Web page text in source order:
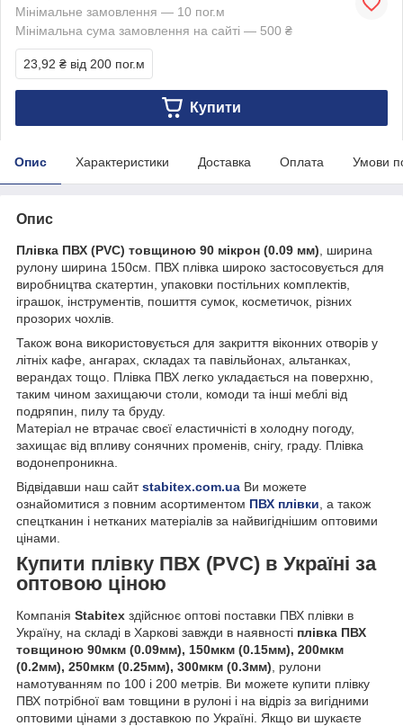
Мінімальне замовлення — 10 пог.м
Мінімальна сума замовлення на сайті — 500 ₴
23,92 ₴ від 200 пог.м
Купити
Опис Характеристики Доставка Оплата Умови
Опис
Плівка ПВХ (PVC) товщиною 90 мікрон (0.09 мм) , ширина
рулону ширина 150см. ПВХ плівка широко застосовується для
виробництва скатертин, упаковки постільних комплектів,
іграшок, інструментів, пошиття сумок, косметичок, різних
прозорих чохлів.
Також вона використовується для закриття віконних отворів у
літніх кафе, ангарах, складах та павільйонах, альтанках,
верандах тощо. Плівка ПВХ легко укладається на поверхню,
таким чином захищаючи столи, комоди та інші меблі від
подряпин, пилу та бруду.
Матеріал не втрачає своєї еластичністі в холодну погоду,
захищає від впливу сонячних променів, снігу, граду. Плівка
водонепроникна.
Відвідавши наш сайтstabitex.com.ua Ви можете
ознайомитися з повним асортиментом ПВХ плівки , а також
спецтканин і нетканих матеріалів за найвигіднішим оптовими
цінами.
Купити плівку ПВХ (PVC) в Україні за
оптовою ціною
Компанія Stabitex здійснює оптові поставки ПВХ плівки в
Україну, на складі в Харкові завжди в наявності плівка ПВХ
товщиною 90мкм (0.09мм), 150мкм (0.15мм), 200мкм
(0.2мм), 250мкм (0.25мм), 300мкм (0.3мм), рулони
намотуванням по 100 і 200 метрів. Ви можете купити плівку
ПВХ потрібної вам товщини в рулоні і на відріз за вигідними
оптовими цінами з доставкою по Україні. Якщо ви шукаєте